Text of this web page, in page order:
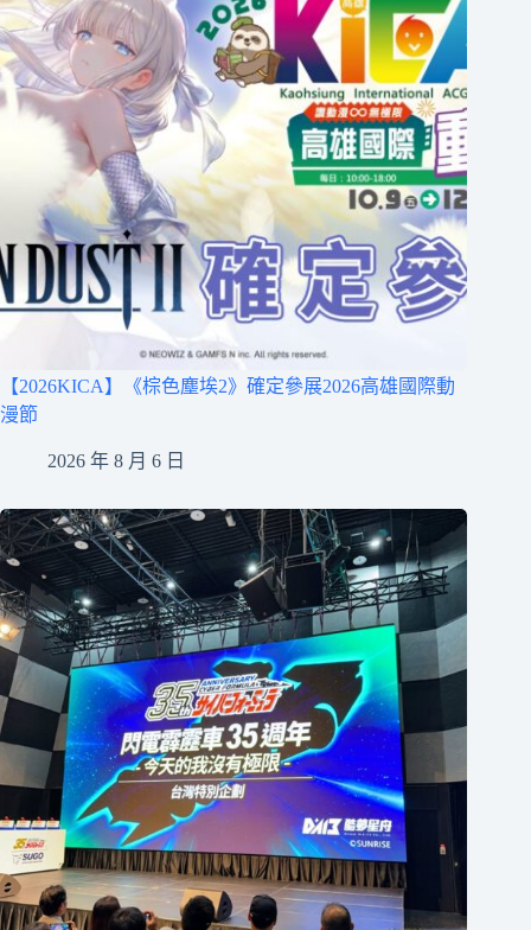
【2026KICA】《棕色塵埃2》確定參展2026高雄國際動
漫節
2026 年 8 月 6 日